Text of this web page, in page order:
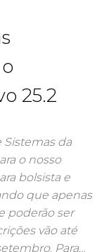
25.2
Sistemas da
o nosso
bolsista e
que apenas
poderão ser
vão até
Para…